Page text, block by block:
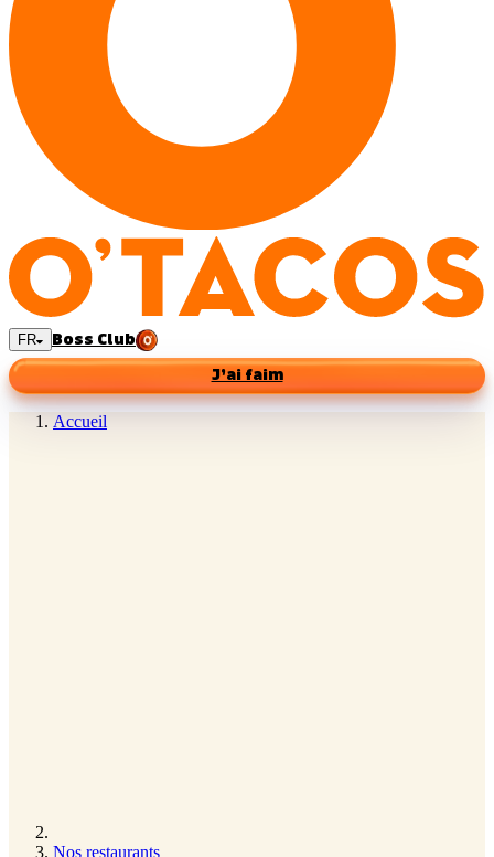
FR
Boss Club
J’ai faim
Accueil
Nos restaurants